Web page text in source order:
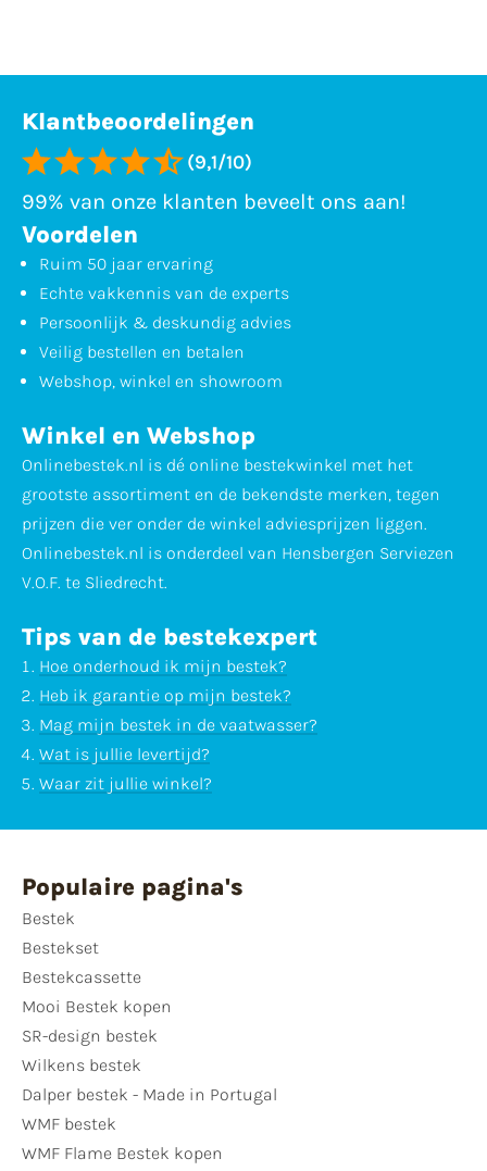
Klantbeoordelingen
(9,1/10)
99% van onze klanten beveelt ons aan!
Voordelen
Ruim 50 jaar ervaring
Echte vakkennis van de experts
Persoonlijk & deskundig advies
Veilig bestellen en betalen
Webshop, winkel en showroom
Winkel en Webshop
Onlinebestek.nl is dé online bestekwinkel met het
grootste assortiment en de bekendste merken, tegen
prijzen die ver onder de winkel adviesprijzen liggen.
Onlinebestek.nl is onderdeel van Hensbergen Serviezen
V.O.F. te Sliedrecht.
Tips van de bestekexpert
Hoe onderhoud ik mijn bestek?
Heb ik garantie op mijn bestek?
Mag mijn bestek in de vaatwasser?
Wat is jullie levertijd?
Waar zit jullie winkel?
Populaire pagina's
Bestek
Bestekset
Bestekcassette
Mooi Bestek kopen
SR-design bestek
Wilkens bestek
Dalper bestek - Made in Portugal
WMF bestek
WMF Flame Bestek kopen